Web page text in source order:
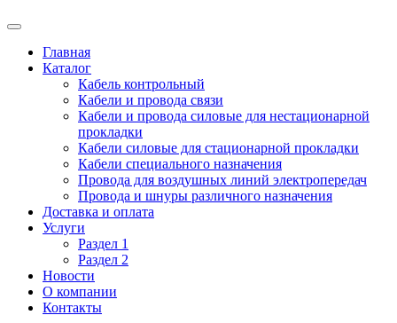
Главная
Каталог
Кабель контрольный
Кабели и провода связи
Кабели и провода силовые для нестационарной
прокладки
Кабели силовые для стационарной прокладки
Кабели специального назначения
Провода для воздушных линий электропередач
Провода и шнуры различного назначения
Доставка и оплата
Услуги
Раздел 1
Раздел 2
Новости
О компании
Контакты